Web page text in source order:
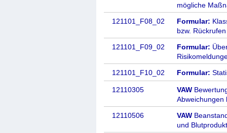
mögliche
121101_F08_02
Formular:
bzw. Rückrufen
121101_F09_02
Formular:
121101_F10_02
Formular:
12110305 VAW
Abweichungen
12110506
VAW
und